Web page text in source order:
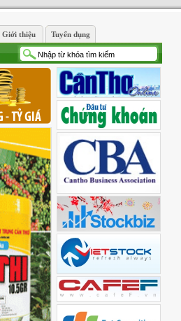
Giới thiệu Tuyển dụng